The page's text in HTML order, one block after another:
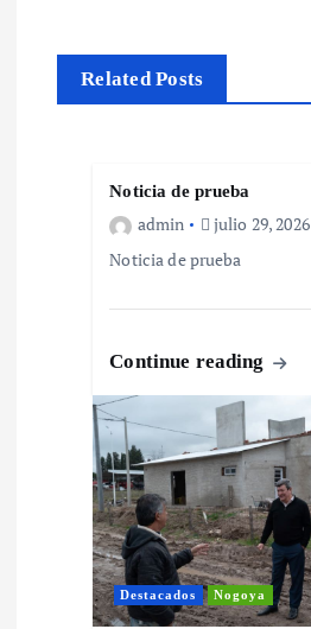
ó
Related Posts
Noticia de prueba
admin
julio 29, 2026
Noticia de prueba
Continue reading
Destacados Nogoya